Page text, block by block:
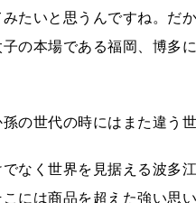
たいと思うんですね。だ
の本場である福岡、博多
の世代の時にはまた違う
なく世界を見据える波多
には商品を超えた強い思